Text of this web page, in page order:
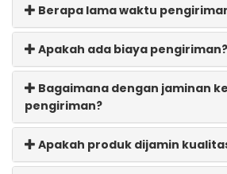
Berapa lama waktu
Apakah ada biaya pengiriman?
Bagaimana dengan jaminan
pengiriman?
Apakah produk dijamin